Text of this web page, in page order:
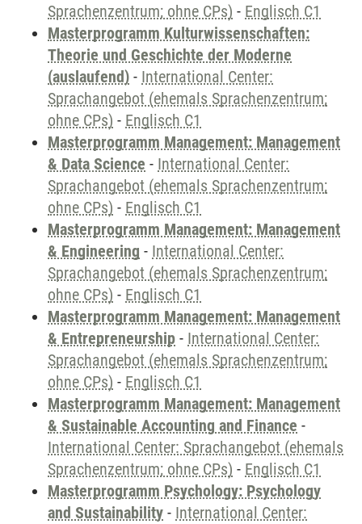
Sprachenzentrum; ohne CPs) - Englisch C1
Masterprogramm Kulturwissenschaften:
Theorie und Geschichte der Moderne
(auslaufend) - International Center:
Sprachangebot (ehemals Sprachenzentrum;
ohne CPs) - Englisch C1
Masterprogramm Management: Management
& Data Science - International Center:
Sprachangebot (ehemals Sprachenzentrum;
ohne CPs) - Englisch C1
Masterprogramm Management: Management
& Engineering - International Center:
Sprachangebot (ehemals Sprachenzentrum;
ohne CPs) - Englisch C1
Masterprogramm Management: Management
& Entrepreneurship - International Center:
Sprachangebot (ehemals Sprachenzentrum;
ohne CPs) - Englisch C1
Masterprogramm Management: Management
& Sustainable Accounting and Finance -
International Center: Sprachangebot (ehemals
Sprachenzentrum; ohne CPs) - Englisch C1
Masterprogramm Psychology: Psychology
and Sustainability - International Center: